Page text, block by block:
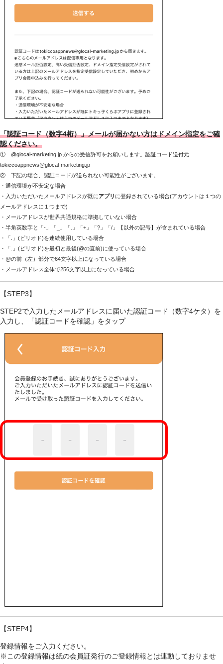
「認証コード（数字4桁）」メールが届かない方はドメイン指定をご確
認ください。
① @glocal-marketing.jp からの受信許可をお願いします。 認証コード送付元
tokiccoappnews@glocal-marketing.jp
② 下記の場合、 認証コードが送られない可能性がございます。
・通信環境が不安定な場合
・ 入力いただいたメールアドレスが既にアプリ に登録されている場合(アカウントは１つの
メールアドレスに１つまで)
・メールアドレスが世界共通規格に準拠していない場合
・半角英数字と「-」「_」「.」「+」「?」「/」【以外の記号】が含まれている場合
・「.」(ピリオド)を連続使用している場合
・「.」(ピリオド)を最初と最後(@の直前)に使っている場合
・@の前（左）部分で64文字以上になっている場合
・メールアドレス全体で256文字以上になっている場合
【STEP3】
STEP2で入力したメールアドレスに届いた認証コード（数字4ケタ）を
入力し、「認証コードを確認」をタップ
【STEP4】
登録情報をご入力ください。
※この登録情報は紙の会員証発行のご登録情報とは連動しておりませ